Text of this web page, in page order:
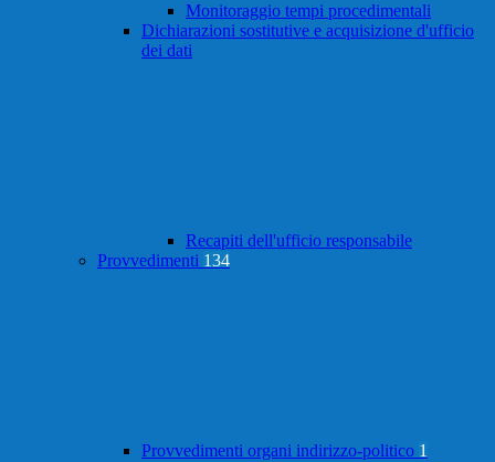
Monitoraggio tempi procedimentali
Dichiarazioni sostitutive e acquisizione d'ufficio
dei dati
Recapiti dell'ufficio responsabile
Provvedimenti 134
Provvedimenti organi indirizzo-politico 1